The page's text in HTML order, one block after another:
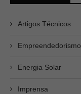
Artigos Técnicos
Empreendedorismo
Energia Solar
Imprensa